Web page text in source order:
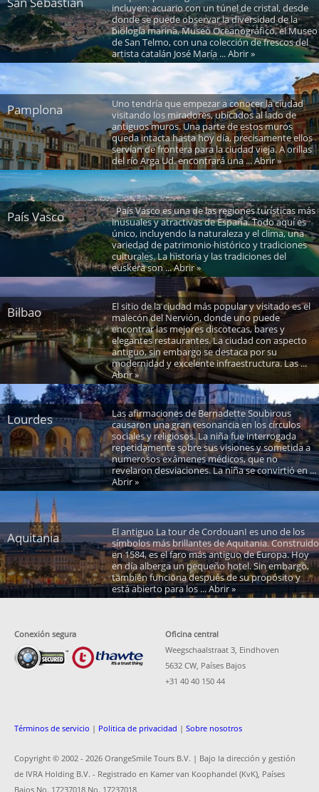
incluyen: acuario con un túnel de cristal, desde
donde se puede observar la diversidad de la
biología marina, Museo Oceanográfico, el Museo
de San Telmo, con una colección de frescos del
artista catalán José María ... Abrir »
Pamplona
Uno tendría que empezar a conocer la ciudad
visitando los miradores, ubicados al lado de
antiguos muros. Una parte de estos muros
queda intacta hasta hoy día, precisamente ellos
servían de frontera para la ciudad vieja. A orillas
del río Arga Ud. encontrará una ... Abrir »
País Vasco
País Vasco es una de las regiones turísticas más
inusuales y atractivas de España. Todo aquí es
único, incluyendo la naturaleza y el clima, una
variedad de patrimonio histórico y tradiciones
culturales. La historia y las tradiciones del
euskera son ... Abrir »
Bilbao
El sitio de la ciudad más popular y visitado es el
malecón del Nervión, donde uno puede
encontrar las mejores discotecas, bares y
elegantes restaurantes. La ciudad con aspecto
antiguo, sin embargo se destaca por su
modernidad y excelente infraestructura. Las ...
Abrir »
Lourdes
Las afirmaciones de Bernadette Soubirous
causaron una gran resonancia en los círculos
sociales y religiosos. La niña fue interrogada
repetidamente sobre sus visiones y sometida a
numerosos exámenes médicos, que no
revelaron desviaciones. La niña se convirtió en ...
Abrir »
Aquitania
El antiguo La tour de CordouanI es uno de los
símbolos más brillantes de Aquitania. Construido
en 1584, es el faro más antiguo de Europa. Hoy
en día alberga un pequeño hotel. Sin embargo,
también funciona después de su propósito y
está abierto para los ... Abrir »
Conexión segura
Oficina central
Weegschaalstraat 3, Eindhoven
5632 CW, Países Bajos
+31 40 40 150 44
Términos de servicio | Politica de privacidad | Sobre nosotros
Copyright © 2002 - 2026 OrangeSmile Tours B.V. | Bajo la dirección y gestión
de IVRA Holding B.V. - Registrado en Kamer van Koophandel (KvK), Países
Bajos No. 17237018 No. 17237018